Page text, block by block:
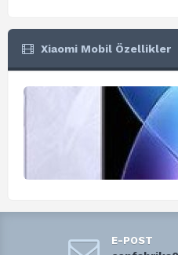
Xiaomi Mobil Özellikler
E-POST